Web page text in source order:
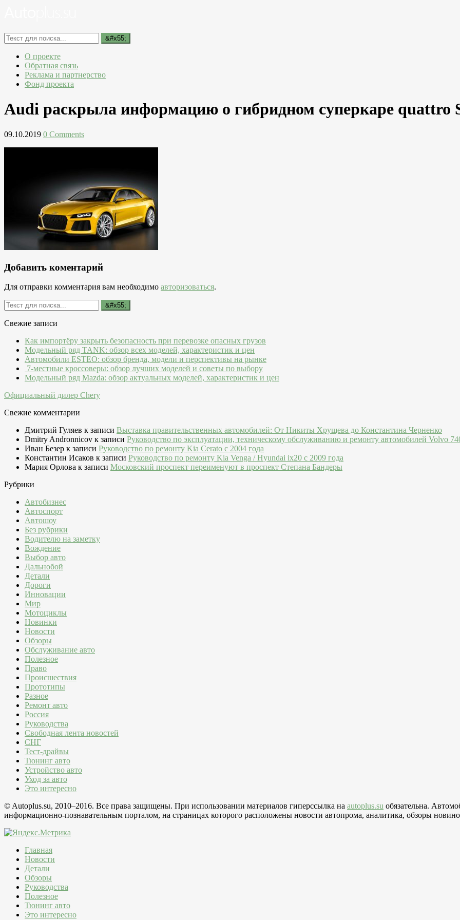
О проекте
Обратная связь
Реклама и партнерство
Фонд проекта
Audi раскрыла информацию о гибридном суперкаре quattro
09.10.2019 0 Comments
Добавить коментарий
Для отправки комментария вам необходимо авторизоваться.
Свежие записи
Как импортёру закрыть безопасность при перевозке опасных грузов
Модельный ряд TANK: обзор всех моделей, характеристик и цен
Автомобили ESTEO: обзор бренда, модели и перспективы на рынке
7-местные кроссоверы: обзор лучших моделей и советы по выбору
Модельный ряд Mazda: обзор актуальных моделей, характеристик и цен
Официальный дилер Chery
Свежие комментарии
Дмитрий Гуляев к записи Выставка правительственных автомобилей: От Никиты Хрущева до Константина Черненко
Dmitry Andronnicov к записи Руководство по эксплуатации, техническому обслуживанию и ремонту автомобилей Volvo
Иван Безер к записи Руководство по ремонту Kia Cerato c 2004 года
Константин Исаков к записи Руководство по ремонту Kia Venga / Hyundai ix20 c 2009 года
Мария Орлова к записи Московский проспект переименуют в проспект Степана Бандеры
Рубрики
Автобизнес
Автоспорт
Автошоу
Без рубрики
Водителю на заметку
Вождение
Выбор авто
Дальнобой
Детали
Дороги
Инновации
Мир
Мотоциклы
Новинки
Новости
Обзоры
Обслуживание авто
Полезное
Право
Происшествия
Прототипы
Разное
Ремонт авто
Россия
Руководства
Свободная лента новостей
СНГ
Тест-драйвы
Тюнинг авто
Устройство авто
Уход за авто
Это интересно
© Autoplus.su, 2010–2016. Все права защищены. При использовании материалов гиперссылка на autoplus.su обязательна.
информационно-познавательным порталом, на страницах которого расположены новости автопрома, аналитика, обзоры
Главная
Новости
Детали
Обзоры
Руководства
Полезное
Тюнинг авто
Это интересно